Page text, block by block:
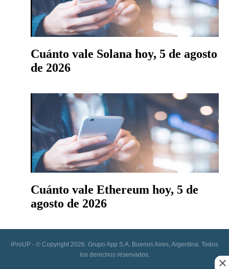
Cuánto vale Solana hoy, 5 de agosto
de 2026
Cuánto vale Ethereum hoy, 5 de
agosto de 2026
iProUP - © Copyright 2026. Grupo App S.A. Buenos Aires, Argentina. Todos
los derechos reservados.